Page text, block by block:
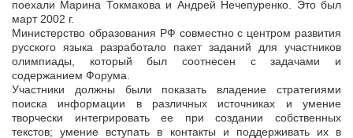
поехали Марина Токмакова и Андрей Нечепуренко. Это был
март 2002 г.
Министерство образования РФ совместно с центром развития
русского языка разработало пакет заданий для участников
олимпиады, который был соотнесен с задачами и
содержанием Форума.
Участники должны были показать владение стратегиями
поиска информации в различных источниках и умение
творчески интегрировать ее при создании собственных
текстов; умение вступать в контакты и поддерживать их в